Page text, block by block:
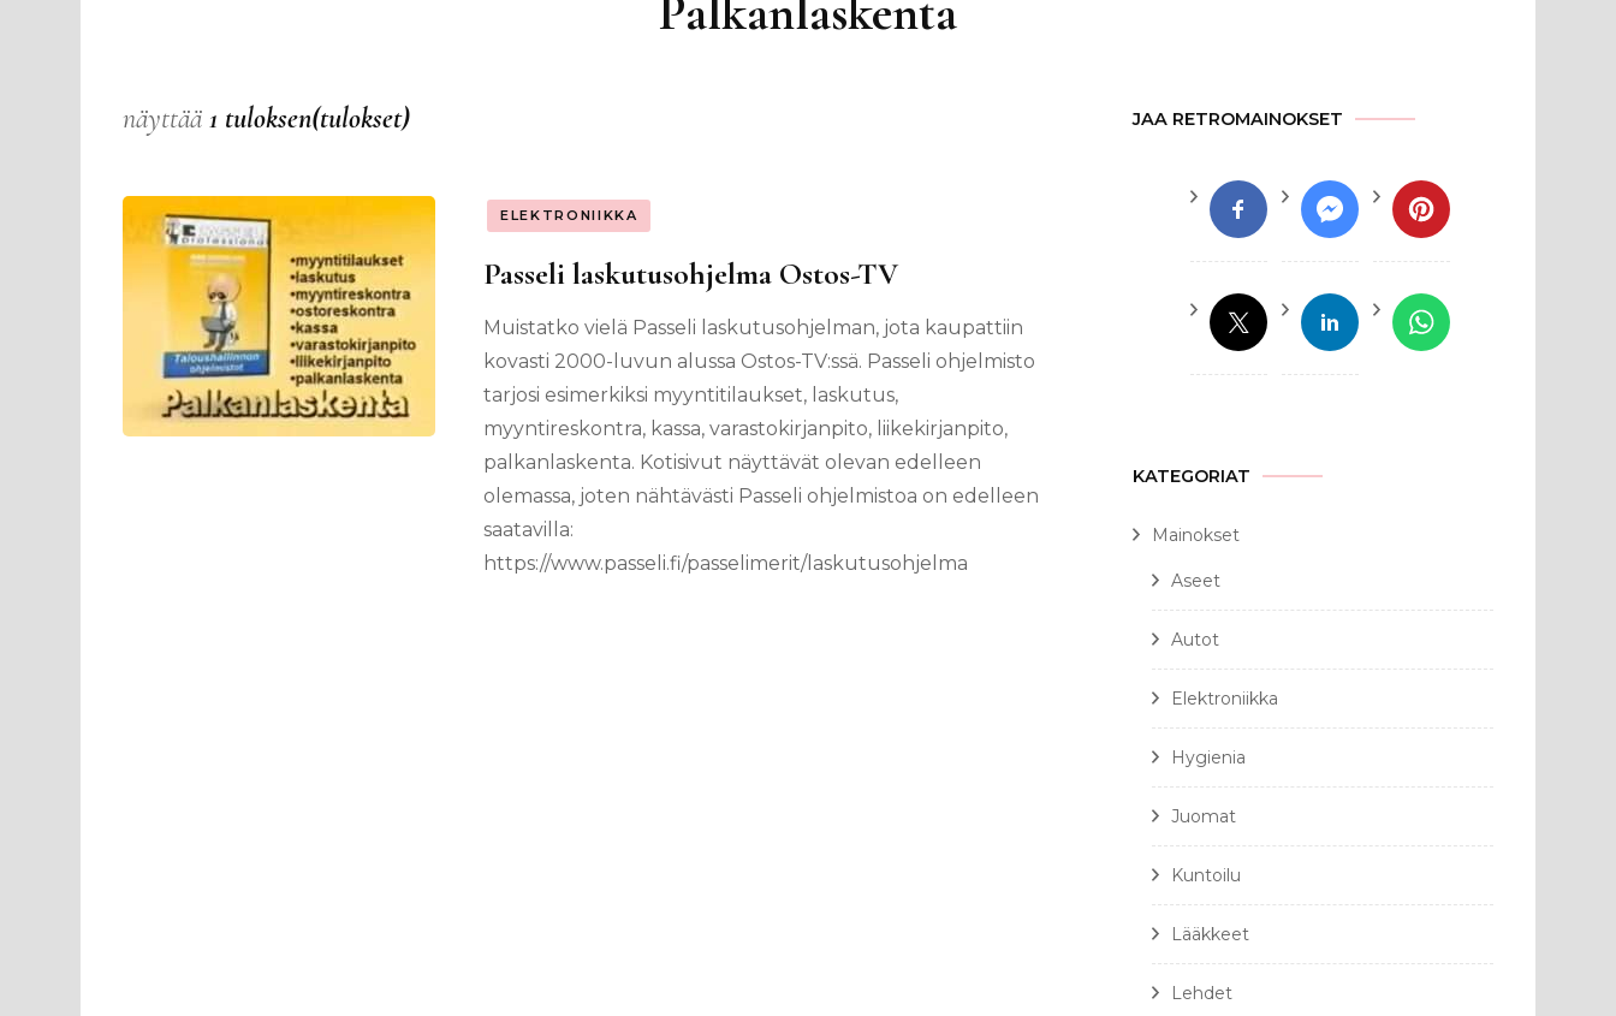
näyttää 1 tuloksen(tulokset)
ELEKTRONIIKKA
Passeli laskutusohjelma Ostos-TV
Muistatko vielä Passeli laskutusohjelman, jota kaupattiin
kovasti 2000-luvun alussa Ostos-TV:ssä. Passeli ohjelmisto
tarjosi esimerkiksi myyntitilaukset, laskutus,
myyntireskontra, kassa, varastokirjanpito, liikekirjanpito,
palkanlaskenta. Kotisivut näyttävät olevan edelleen
olemassa, joten nähtävästi Passeli ohjelmistoa on edelleen
saatavilla:
https://www.passeli.fi/passelimerit/laskutusohjelma
JAA RETROMAINOKSET
KATEGORIAT
Mainokset
Aseet
Autot
Elektroniikka
Hygienia
Juomat
Kuntoilu
Lääkkeet
Lehdet